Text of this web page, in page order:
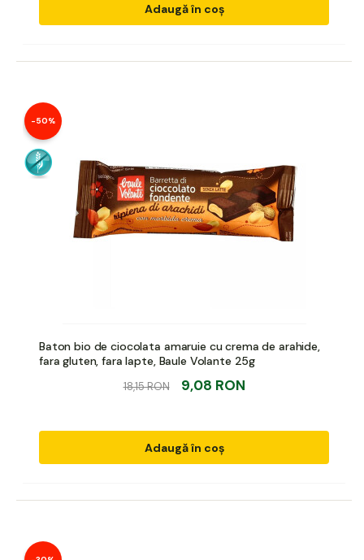
Adaugă în coș
-50%
Baton bio de ciocolata amaruie cu crema de arahide,
fara gluten, fara lapte, Baule Volante 25g
18,15 RON 9,08 RON
Adaugă în coș